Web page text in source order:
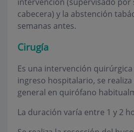
cabecera) y la abstención
semanas antes.
Cirugía
Es una intervención
ingreso hospitalario, se
general en quirófano
La duración varía entre 1 y 2